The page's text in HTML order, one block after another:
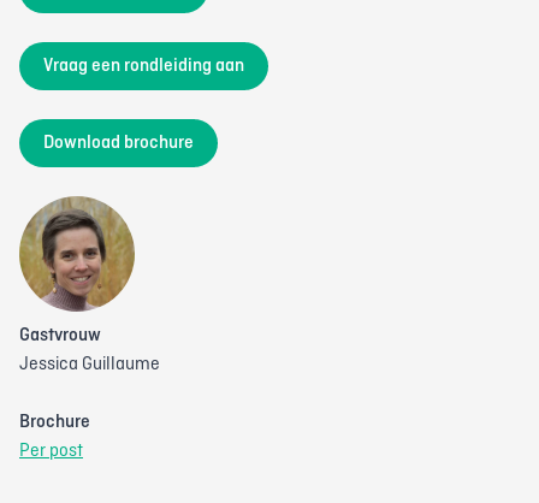
Vraag een rondleiding aan
Download brochure
Gastvrouw
Jessica Guillaume
Brochure
Per post